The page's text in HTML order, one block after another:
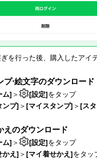
を行った後、購入したアイ
プ⋅絵文字のダウンロード
ム] ＞ [設定]をタップ
ンプ] ＞ [マイスタンプ] ＞ [ス
えのダウンロード
ム] ＞ [設定]をタップ
かえ] ＞ [マイ着せかえ]をタッ